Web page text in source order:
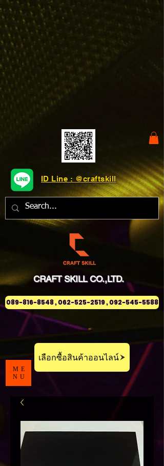
CRAFT SKILL CO.,LTD.
ID Line : @craftskill
089-816-8548 , 062-525-2519 , 092-545-5588
เลือกซื้อสินค้าออนไลน์
ME
NU